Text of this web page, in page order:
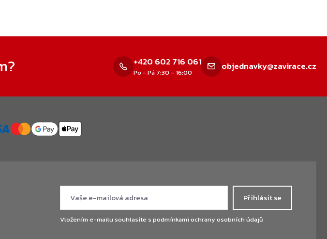
+420 602 716 061
Po - Pá 7:30 – 16:00 objednavky@zavirace.cz
Přihlásit se
Vložením e-mailu souhlasíte s podmínkami ochrany osobních údajů